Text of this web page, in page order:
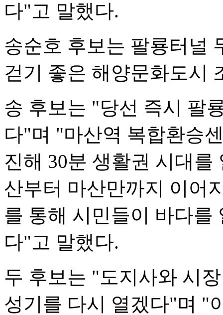
다"고 말했다.
송순호 후보는 팔룡터널
걷기 좋은 해양문화도시
송 후보는 "당선 즉시 팔
다"며 "마산역 복합환승
진해 30분 생활권 시대
산부터 마산만까지 이어
를 통해 시민들이 바다를
다"고 말했다.
두 후보는 "도지사와 시
성기를 다시 열겠다"며 "